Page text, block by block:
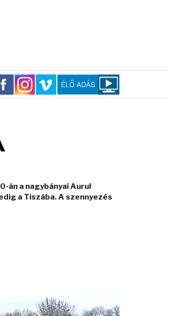
án a nagybányai Aurul
a Tiszába. A szennyezés